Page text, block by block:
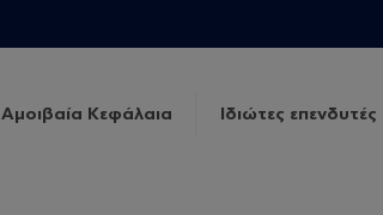
Αμοιβαία Κεφάλαια Ιδιώτες επενδυτές